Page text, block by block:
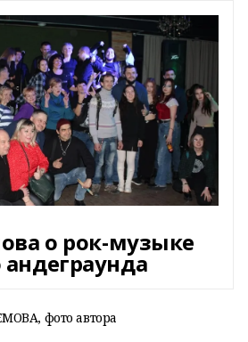
о рок-музыке
фото автора